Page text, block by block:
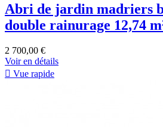
Abri de jardin madriers
double rainurage 12,74
2 700,00 €
Voir en détails
 Vue rapide